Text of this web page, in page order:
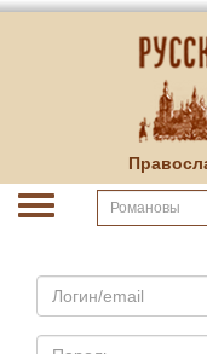
Email
Пароль